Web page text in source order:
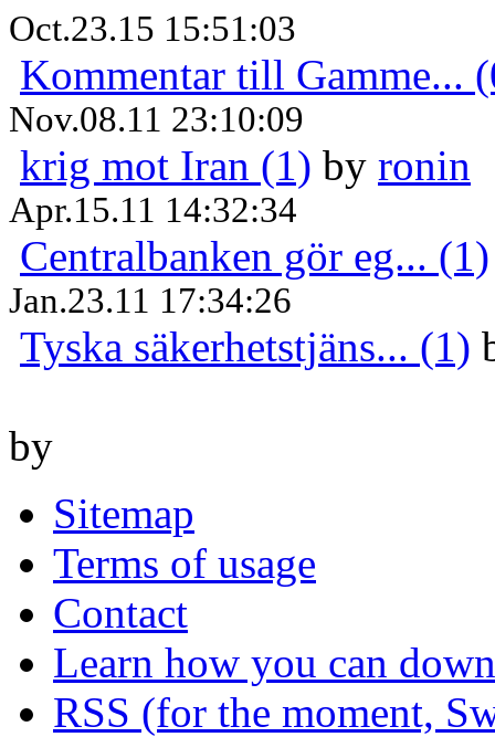
Oct.23.15 15:51:03
Kommentar till Gamme...
Nov.08.11 23:10:09
krig mot Iran (1) by ronin
Apr.15.11 14:32:34
Centralbanken gör eg... (1)
Jan.23.11 17:34:26
Tyska säkerhetstjäns... (1)
by
Sitemap
Terms of usage
Contact
Learn how you can
RSS (for the moment,